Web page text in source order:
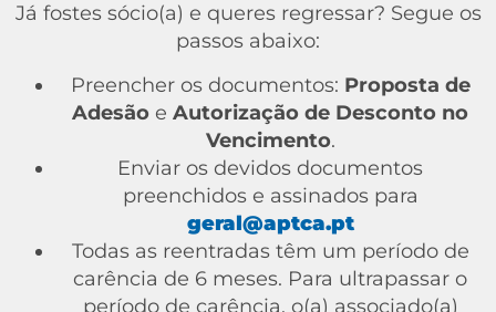
Já fostes sócio(a) e queres regressar? Segue os
passos abaixo:
Preencher os documentos: Proposta de
Adesão e Autorização de Desconto no
Vencimento.
Enviar os devidos documentos
preenchidos e assinados para
geral@aptca.pt
Todas as reentradas têm um período de
carência de 6 meses. Para ultrapassar o
período de carência, o(a) associado(a)